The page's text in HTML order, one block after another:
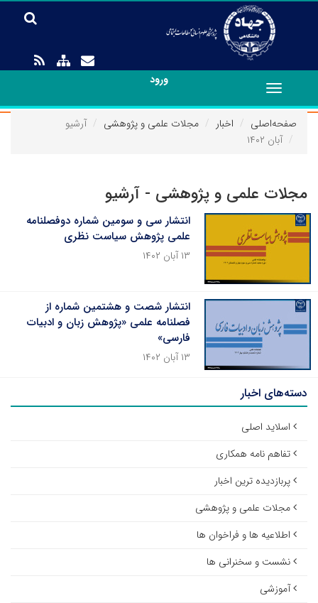
ورود
Toggle
navigation
صفحه‌اصلی
اخبار مجلات علمی و پژوهشی
آرشیو
آبان ۱۴۰۲
مجلات علمی و پژوهشی - آرشیو
انتشار سی و سومین شماره دوفصلنامه
علمی پژوهش سیاست نظری
۱۳ آبان ۱۴۰۲
انتشار شصت و هشتمین شماره از
فصلنامه علمی «پژوهش زبان و ادبیات
فارسی»
۱۳ آبان ۱۴۰۲
دسته‌های اخبار
اسلاید اصلی
تفاهم نامه همکاری
پربازدیده ترین اخبار
مجلات علمی و پژوهشی
اطلاعیه ها و فراخوان ها
نشست و سخنرانی ها
آموزشی